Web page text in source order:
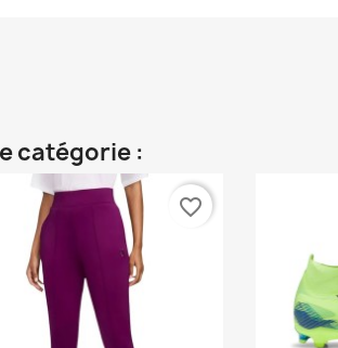
catégorie :
favorite_border